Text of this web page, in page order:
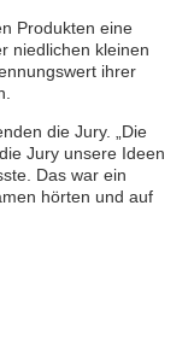
Produkten eine
niedlichen kleinen
ihrer
die Jury. „Die
Jury unsere Ideen
Das war ein
hörten und auf